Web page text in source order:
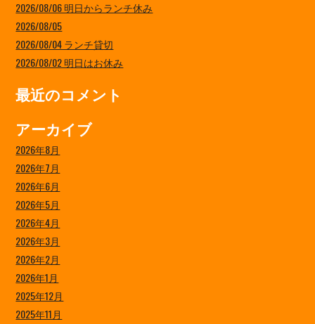
2026/08/06 明日からランチ休み
2026/08/05
2026/08/04 ランチ貸切
2026/08/02 明日はお休み
最近のコメント
アーカイブ
2026年8月
2026年7月
2026年6月
2026年5月
2026年4月
2026年3月
2026年2月
2026年1月
2025年12月
2025年11月